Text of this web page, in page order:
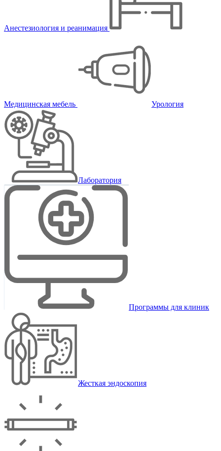
Анестезиология и реанимация
Медицинская мебель Урология
Лаборатория
Программы для клиник
Жесткая эндоскопия